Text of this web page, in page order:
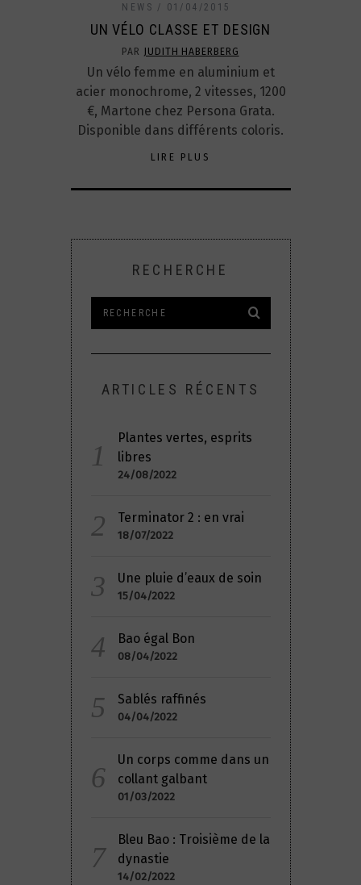
NEWS 01/04/2015
UN VÉLO CLASSE ET DESIGN
PAR JUDITH HABERBERG
Un vélo femme en aluminium et
acier monochrome, 2 vitesses, 1200
€, Martone chez Persona Grata.
Disponible dans différents coloris.
LIRE PLUS
RECHERCHE
ARTICLES RÉCENTS
Plantes vertes, esprits
libres
24/08/2022
Terminator 2 : en vrai
18/07/2022
Une pluie d’eaux de soin
15/04/2022
Bao égal Bon
08/04/2022
Sablés raffinés
04/04/2022
Un corps comme dans un
collant galbant
01/03/2022
Bleu Bao : Troisième de la
dynastie
14/02/2022